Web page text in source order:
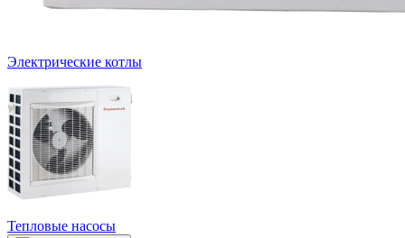
Электрические котлы
Тепловые насосы